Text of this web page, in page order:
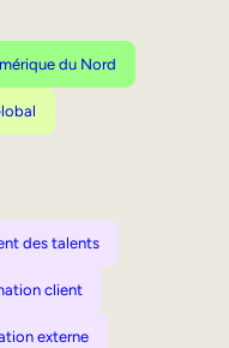
du Nord
des talents
client
externe